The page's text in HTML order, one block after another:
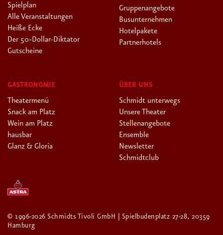
Spielplan
Alle Veranstaltungen
Heiße Ecke
Der 50-Dollar-Diktator
Gutscheine
Gruppenangebote
Busunternehmen
Hotelpakete
Partnerhotels
GASTRONOMIE
Theatermenü
Snack am Platz
Wein am Platz
hausbar
Glanz & Gloria
ÜBER UNS
Schmidt unterwegs
Unsere Theater
Stellenangebote
Ensemble
Newsletter
Schmidtclub
© 1996-2026 Schmidts Tivoli GmbH | Spielbudenplatz 27-28, 20359
Hamburg